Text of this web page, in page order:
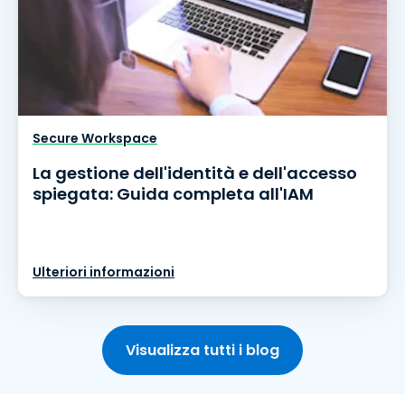
Secure Workspace
La gestione dell'identità e dell'accesso
spiegata: Guida completa all'IAM
Ulteriori informazioni
Visualizza tutti i blog